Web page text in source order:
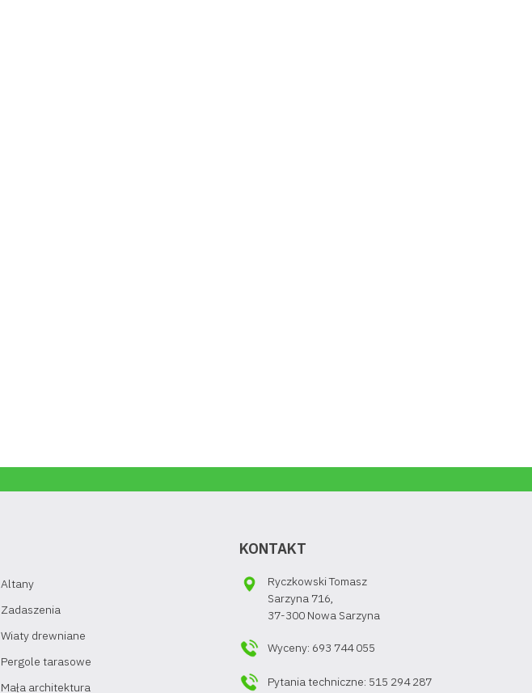
Altany
Zadaszenia
Wiaty drewniane
Pergole tarasowe
Mała architektura
KONTAKT
Ryczkowski Tomasz
Sarzyna 716,
37-300 Nowa Sarzyna
Wyceny: 693 744 055
Pytania techniczne: 515 294 287